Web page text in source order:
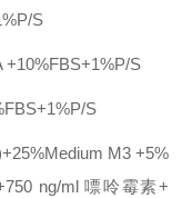
S
+10%FBS+1%P/S
S
M3 +5%
ng/ml 嘌呤霉素+